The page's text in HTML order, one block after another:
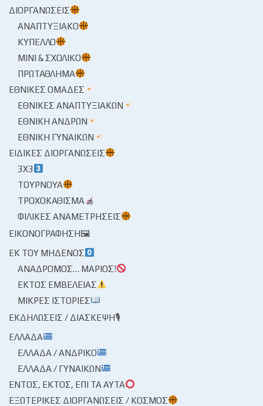
ΔΙΟΡΓΑΝΏΣΕΙΣ
ΑΝΑΠΤΥΞΙΑΚΌ
ΚΎΠΕΛΛΟ
ΜΊΝΙ & ΣΧΟΛΙΚΌ
ΠΡΩΤΆΘΛΗΜΑ
ΕΘΝΙΚΈΣ ΟΜΆΔΕΣ
ΕΘΝΙΚΈΣ ΑΝΑΠΤΥΞΙΑΚΏΝ
ΕΘΝΙΚΉ ΑΝΔΡΏΝ
ΕΘΝΙΚΉ ΓΥΝΑΙΚΏΝ
ΕΙΔΙΚΈΣ ΔΙΟΡΓΑΝΏΣΕΙΣ
3X3
ΤΟΥΡΝΟΥΆ
ΤΡΟΧΟΚΆΘΙΣΜΑ
ΦΙΛΙΚΈΣ ΑΝΑΜΕΤΡΉΣΕΙΣ
ΕΙΚΟΝΟΓΡΆΦΗΣΗ🖼
ΕΚ ΤΟΥ ΜΗΔΕΝΌΣ
ΑΝΆΔΡΟΜΟΣ… ΜΆΡΙΟΣ!
ΕΚΤΌΣ ΕΜΒΈΛΕΙΑΣ
ΜΙΚΡΈΣ ΙΣΤΟΡΊΕΣ
ΕΚΔΗΛΏΣΕΙΣ / ΔΙΆΣΚΕΨΗ🎙
ΕΛΛΆΔΑ
ΕΛΛΆΔΑ / ΑΝΔΡΙΚΌ
ΕΛΛΆΔΑ / ΓΥΝΑΙΚΏΝ
ΕΝΤΌΣ, ΕΚΤΌΣ, ΕΠΊ ΤΑ ΑΥΤΆ
ΕΞΩΤΕΡΙΚΈΣ ΔΙΟΡΓΑΝΏΣΕΙΣ / ΚΌΣΜΟΣ